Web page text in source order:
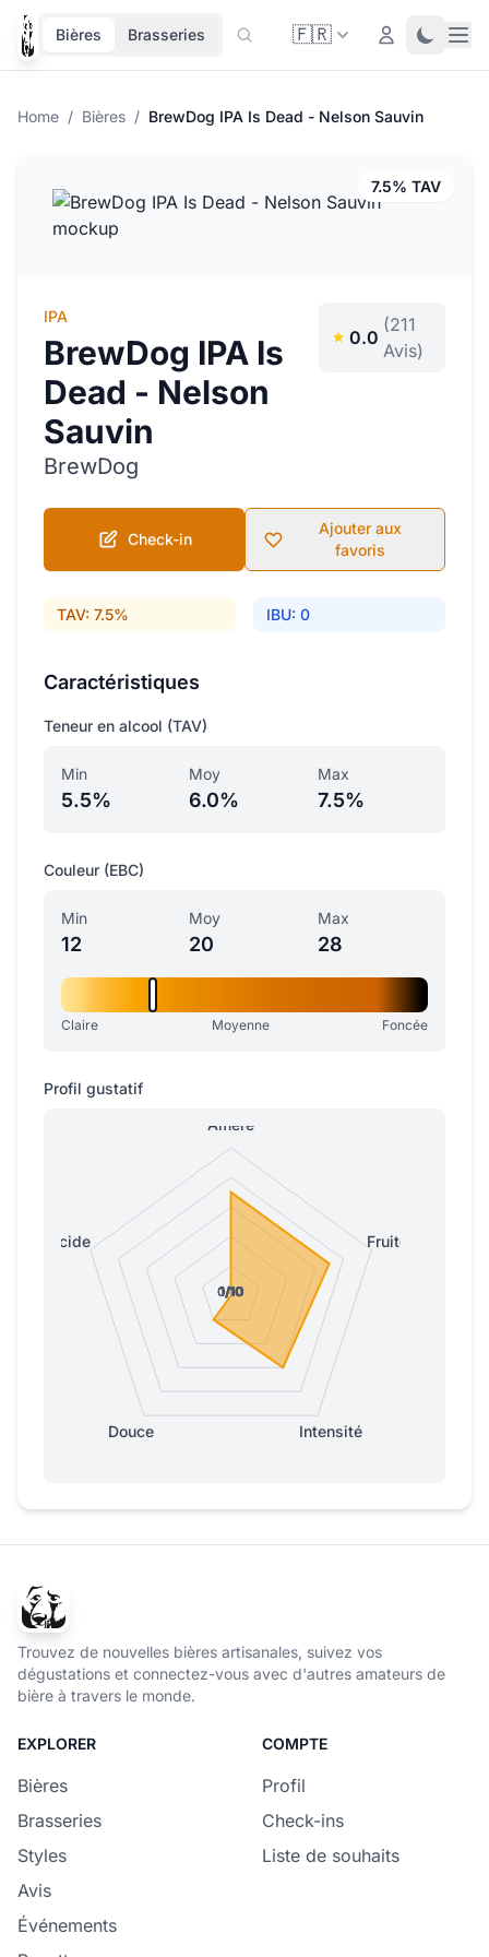
Bières Brasseries 🇫🇷 Login Toggle
Home / Bières / BrewDog IPA Is Dead - Nelson Sauvin
7.5% TAV
IPA
BrewDog IPA Is
Dead - Nelson
Sauvin
BrewDog
0.0
(211
Avis)
Check-in
Ajouter aux
favoris
TAV: 7.5% IBU: 0
Caractéristiques
Teneur en alcool (TAV)
Min
5.5%
Moy
6.0%
Max
7.5%
Couleur (EBC)
Min
12
Moy
20
Max
28
Claire Moyenne Foncée
Profil gustatif
Amère
Fruitée
Intensité
Douce
Acide
1/10
1/10
1/10
0/10
0/10
Trouvez de nouvelles bières artisanales, suivez vos
dégustations et connectez-vous avec d'autres amateurs de
bière à travers le monde.
EXPLORER
Bières
Brasseries
Styles
Avis
Événements
COMPTE
Profil
Check-ins
Liste de souhaits